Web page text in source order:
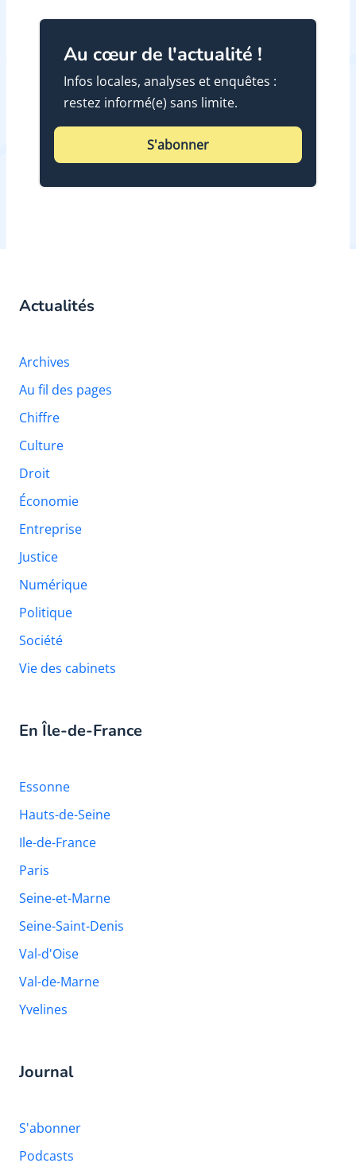
Au cœur de l'actualité !
Infos locales, analyses et enquêtes :
restez informé(e) sans limite.
S'abonner
Actualités
Archives
Au fil des pages
Chiffre
Culture
Droit
Économie
Entreprise
Justice
Numérique
Politique
Société
Vie des cabinets
En Île-de-France
Essonne
Hauts-de-Seine
Ile-de-France
Paris
Seine-et-Marne
Seine-Saint-Denis
Val-d'Oise
Val-de-Marne
Yvelines
Journal
S'abonner
Podcasts